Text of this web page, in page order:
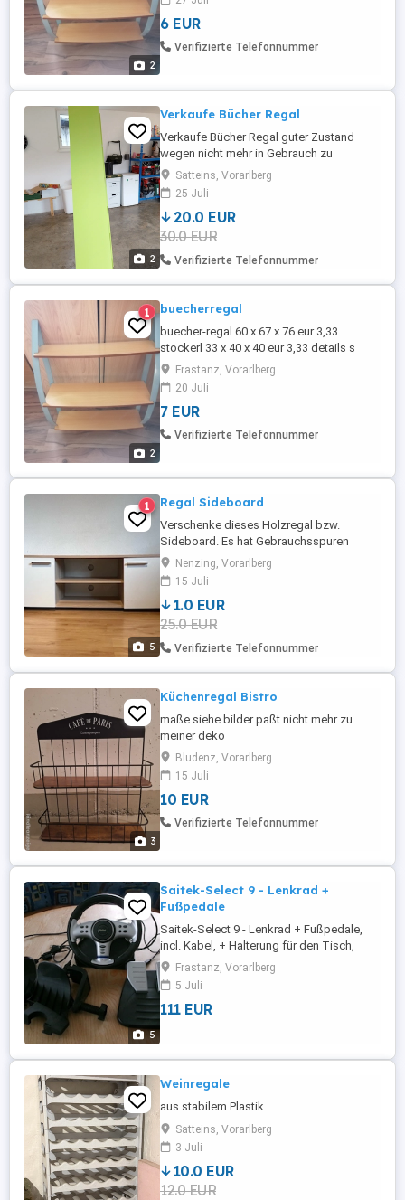
2
mail Dies ist ein Privatverkauf, keine
Garantie, Rücknahme und Gewährleistung
möglich. Bieten Kaufen Sie nur, wenn Sie
6 EUR
Verifizierte Telefonnummer
2
Verkaufe Bücher Regal
Verkaufe Bücher Regal guter Zustand
wegen nicht mehr in Gebrauch zu
verkaufen.
Satteins, Vorarlberg
25 Juli
20.0 EUR
30.0 EUR
Verifizierte Telefonnummer
2
1 buecherregal
buecher-regal 60 x 67 x 76 eur 3,33
stockerl 33 x 40 x 40 eur 3,33 details s
bilder KEINE zustellung, KEIN versand NUR
abholung fuer weitere fragen einfach e-
mail Dies ist ein Privatverkauf, keine
Garantie, Rücknahme und Gewährleistung
möglich. Bieten Kaufen Sie nur, wenn Sie
Frastanz, Vorarlberg
20 Juli
7 EUR
Verifizierte Telefonnummer
5
1 Regal Sideboard
Verschenke dieses Holzregal bzw.
Sideboard. Es hat Gebrauchsspuren
(siehe Fotos), erfüllt aber seinen Zweck (:
ca. 163x40x46 (LxBxH) Nur
Selbstabholung.
Nenzing, Vorarlberg
15 Juli
1.0 EUR
25.0 EUR
Verifizierte Telefonnummer
3
Küchenregal Bistro
maße siehe bilder paßt nicht mehr zu
meiner deko
Bludenz, Vorarlberg
15 Juli
10 EUR
Verifizierte Telefonnummer
5
Saitek-Select 9 - Lenkrad +
Fußpedale
Saitek-Select 9 - Lenkrad + Fußpedale,
incl. Kabel, + Halterung für den Tisch,
Frastanz, Vorarlberg
5 Juli
111 EUR
Weinregale
aus stabilem Plastik
Satteins, Vorarlberg
3 Juli
10.0 EUR
12.0 EUR